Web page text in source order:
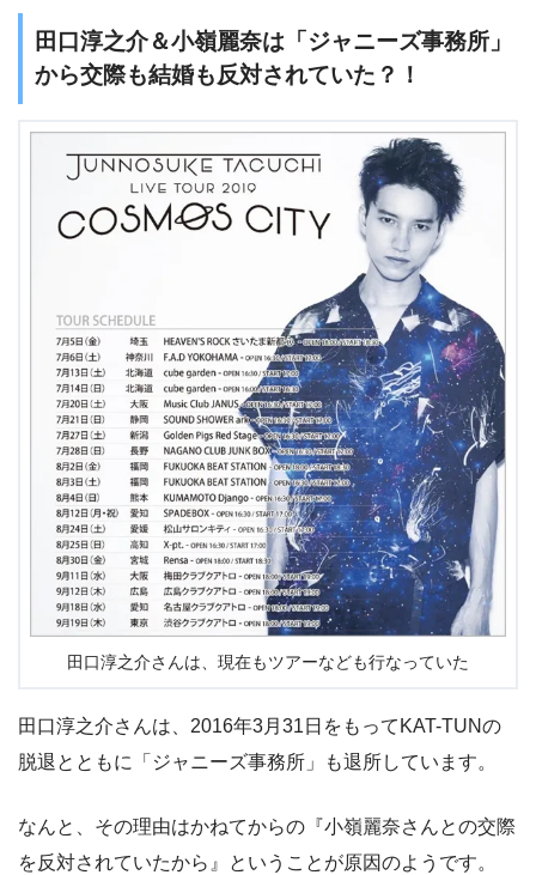
田口淳之介＆小嶺麗奈は「ジャニーズ事務所」
から交際も結婚も反対されていた？！
田口淳之介さんは、現在もツアーなども行なっていた
田口淳之介さんは、2016年3月31日をもってKAT-TUNの
脱退とともに「ジャニーズ事務所」も退所しています。
なんと、その理由はかねてからの『小嶺麗奈さんとの交際
を反対されていたから』ということが原因のようです。